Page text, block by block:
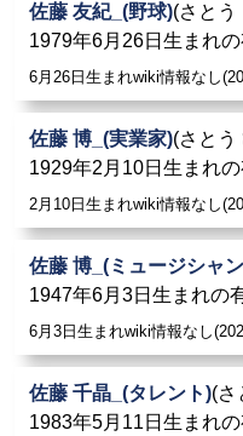
佐藤 友紀_(野球)(さとう
1979年6月26日生まれ
6月26日生まれwiki情報なし
佐藤 博_(実業家)(さとう
1929年2月10日生まれ
2月10日生まれwiki情報なし
佐藤 博_(ミュージシャ
1947年6月3日生まれの
6月3日生まれwiki情報なし
佐藤 千晶_(タレント)(さ
1983年5月11日生まれ